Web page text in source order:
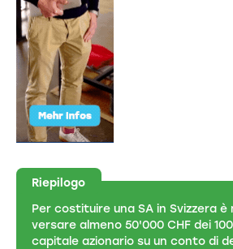
Riepilogo
Per costituire una SA in Svizzera è
versare almeno 50'000 CHF dei
capitale azionario su un conto di